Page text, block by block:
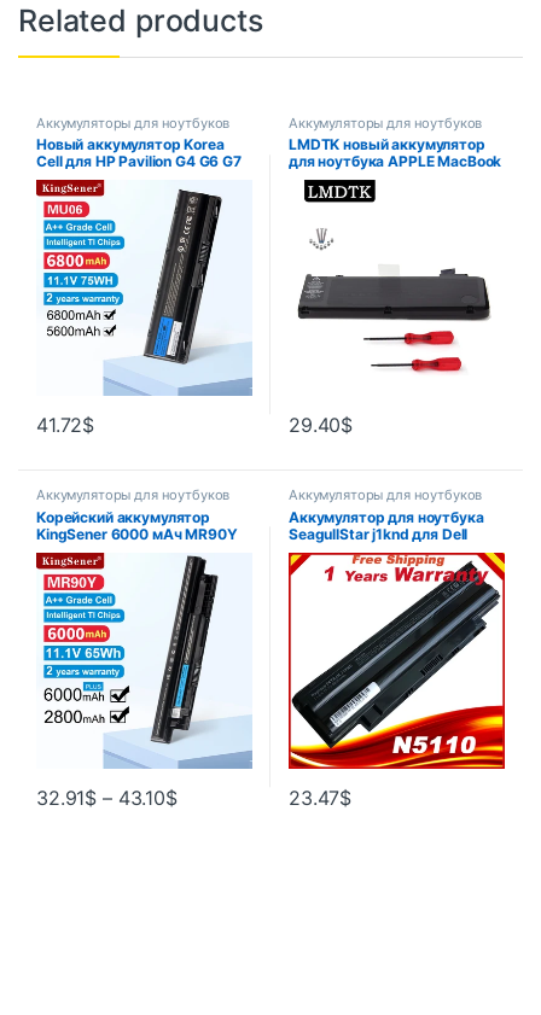
Related products
Аккумуляторы для ноутбуков
Новый аккумулятор Korea
Cell для HP Pavilion G4 G6 G7
G32 G42 G56 G62 G72 CQ42
CQ43 CQ56 CQ62 CQ72 DM4
DM4T MU06 593553 -001
HSTNN-UBOW
41.72$
Аккумуляторы для ноутбуков
LMDTK новый аккумулятор
для ноутбука APPLE MacBook
Pro 13 дюймов A1322 A1278
2009-2012 год MB990 MB991
MD314 MC724
29.40$
Аккумуляторы для ноутбуков
Корейский аккумулятор
KingSener 6000 мАч MR90Y
для DELL Inspiron 3421 3721
5421 5521 5721 3521 3437
3537 5437 5537
32.91$ – 43.10$
Аккумуляторы для ноутбуков
Аккумулятор для ноутбука
SeagullStar j1knd для Dell
Inspiron M501 M501R M511R
N3010 N3110 N4010 N4050
N4110 N5010 N5010D N5110
23.47$